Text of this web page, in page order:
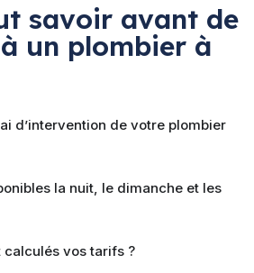
savoir avant de
un plombier à
d’intervention de votre plombier
la nuit, le dimanche et les
calculés vos tarifs ?